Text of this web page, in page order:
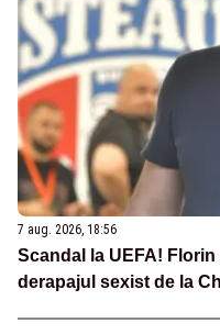
7 aug. 2026, 18:56
Scandal la UEFA!
derapajul sexist de la